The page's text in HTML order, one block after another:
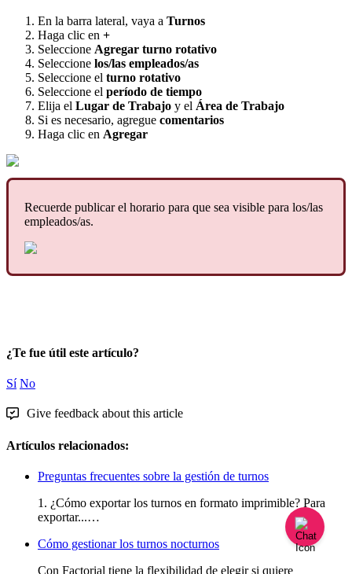
En la barra lateral, vaya a Turnos
Haga clic en +
Seleccione Agregar turno rotativo
Seleccione los/las empleados/as
Seleccione el turno rotativo
Seleccione el período de tiempo
Elija el Lugar de Trabajo y el Área de Trabajo
Si es necesario, agregue comentarios
Haga clic en Agregar
Recuerde publicar el horario para que sea visible para los/las
empleados/as.
¿Te fue útil este artículo?
Sí No
Give feedback about this article
Artículos relacionados:
Preguntas frecuentes sobre la gestión de turnos
1. ¿Cómo exportar los turnos en formato imprimible? Para
exportar...…
Cómo gestionar los turnos nocturnos
Con Factorial tiene la flexibilidad de elegir si quiere